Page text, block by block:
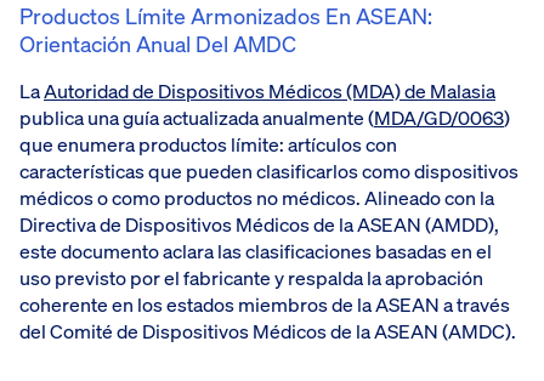
Productos Límite Armonizados En ASEAN:
Orientación Anual Del AMDC
LaAutoridad de Dispositivos Médicos (MDA) de Malasia
publica una guía actualizada anualmente (MDA/GD/0063)
que enumera productos límite: artículos con
características que pueden clasificarlos como dispositivos
médicos o como productos no médicos. Alineado con la
Directiva de Dispositivos Médicos de la ASEAN (AMDD),
este documento aclara las clasificaciones basadas en el
uso previsto por el fabricante y respalda la aprobación
coherente en los estados miembros de la ASEAN a través
del Comité de Dispositivos Médicos de la ASEAN (AMDC).